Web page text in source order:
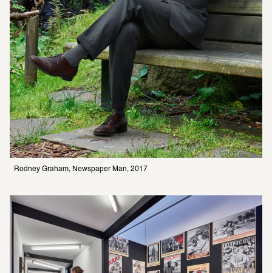
Rodney Graham, Newspaper Man, 2017